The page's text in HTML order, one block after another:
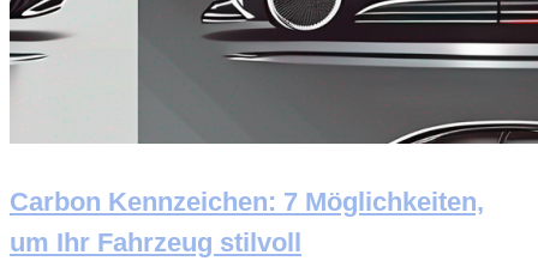
Carbon Kennzeichen: 7 Möglichkeiten,
um Ihr Fahrzeug stilvoll